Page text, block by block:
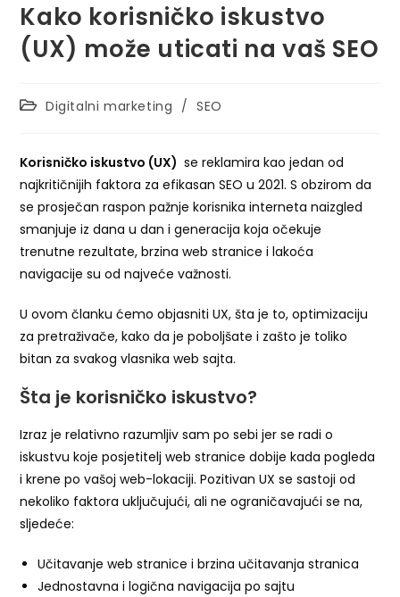
Kako korisničko iskustvo
(UX) može uticati na vaš SEO
Digitalni marketing / SEO
Korisničko iskustvo (UX) se reklamira kao jedan od
najkritičnijih faktora za efikasan SEO u 2021. S obzirom da
se prosječan raspon pažnje korisnika interneta naizgled
smanjuje iz dana u dan i generacija koja očekuje
trenutne rezultate, brzina web stranice i lakoća
navigacije su od najveće važnosti.
U ovom članku ćemo objasniti UX, šta je to, optimizaciju
za pretraživače, kako da je poboljšate i zašto je toliko
bitan za svakog vlasnika web sajta.
Šta je korisničko iskustvo?
Izraz je relativno razumljiv sam po sebi jer se radi o
iskustvu koje posjetitelj web stranice dobije kada pogleda
i krene po vašoj web-lokaciji. Pozitivan UX se sastoji od
nekoliko faktora uključujući, ali ne ograničavajući se na,
sljedeće:
Učitavanje web stranice i brzina učitavanja stranica
Jednostavna i logična navigacija po sajtu